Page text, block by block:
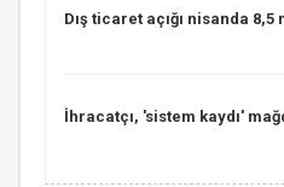
Dış ticaret açığı nisanda
İhracatçı, 'sistem kaydı'